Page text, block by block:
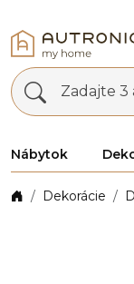
Zadajte 3
Nábytok
Dekorácie